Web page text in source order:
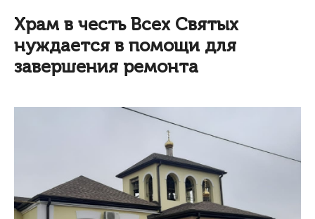
Храм в честь Всех Святых
нуждается в помощи для
завершения ремонта